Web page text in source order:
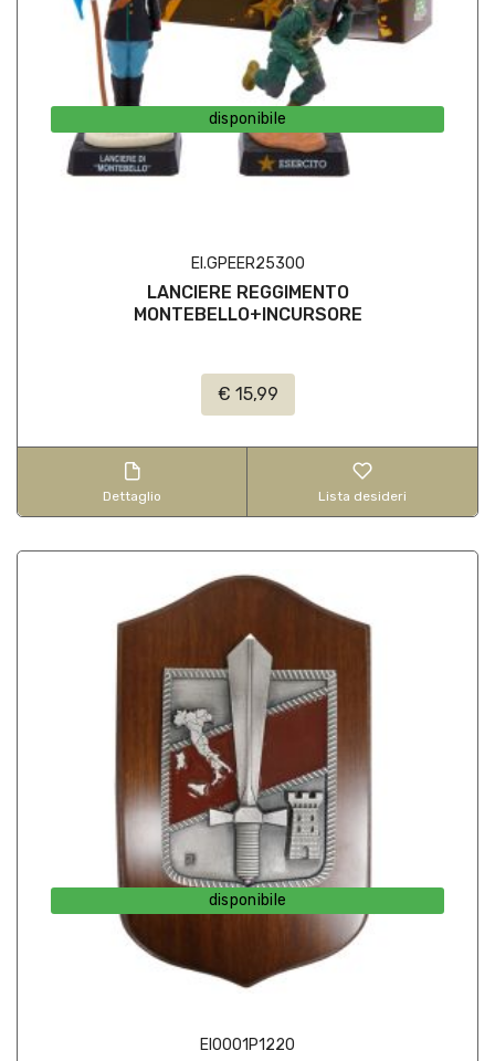
disponibile
EI.GPEER25300
LANCIERE REGGIMENTO
MONTEBELLO+INCURSORE
€ 15,99
Dettaglio Lista desideri
disponibile
EI0001P1220